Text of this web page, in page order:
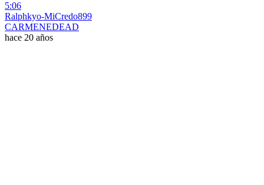
5:06
Ralphkyo-MiCredo899
CARMENEDEAD
hace 20 años